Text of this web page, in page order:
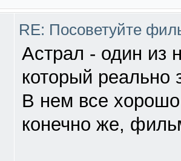
RE: Посоветуйте
Астрал - один из
который реально
В нем все
конечно же,